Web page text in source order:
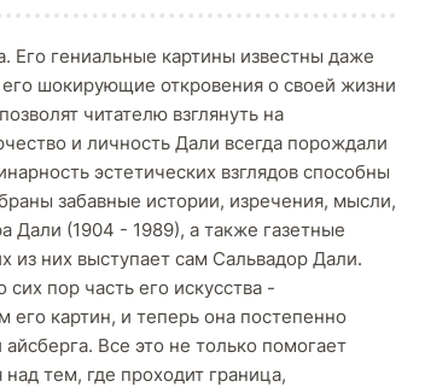
Его гениальные картины известны даже
шокирующие откровения о своей жизни
читателю взглянуть на
и личность Дали всегда порождали
эстетических взглядов способны
забавные истории, изречения, мысли,
Дали (1904 - 1989), а также газетные
из них выступает сам Сальвадор Дали.
пор часть его искусства -
его картин, и теперь она постепенно
Все это не только помогает
тем, где проходит граница,